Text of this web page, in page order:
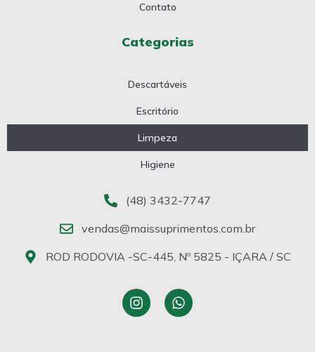
Contato
Categorias
Descartáveis
Escritório
Limpeza
Higiene
(48) 3432-7747
vendas@maissuprimentos.com.br
ROD RODOVIA -SC-445, Nº 5825 - IÇARA / SC